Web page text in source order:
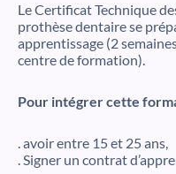
Le Certificat Technique
prothèse dentaire se
apprentissage (2
centre de formation).
Pour intégrer cette
. avoir entre 15 et 25 ans,
. Signer un contrat